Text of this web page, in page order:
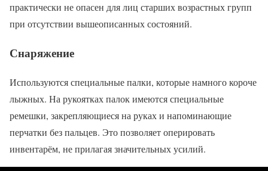
практически не опасен для лиц старших возрастных групп
при отсутствии вышеописанных состояний.
Снаряжение
Используются специальные палки, которые намного короче
лыжных. На рукоятках палок имеются специальные
ремешки, закрепляющиеся на руках и напоминающие
перчатки без пальцев. Это позволяет оперировать
инвентарём, не прилагая значительных усилий.